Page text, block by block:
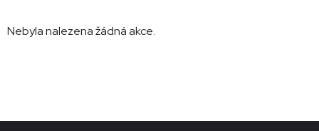
Nebyla nalezena žádná akce.